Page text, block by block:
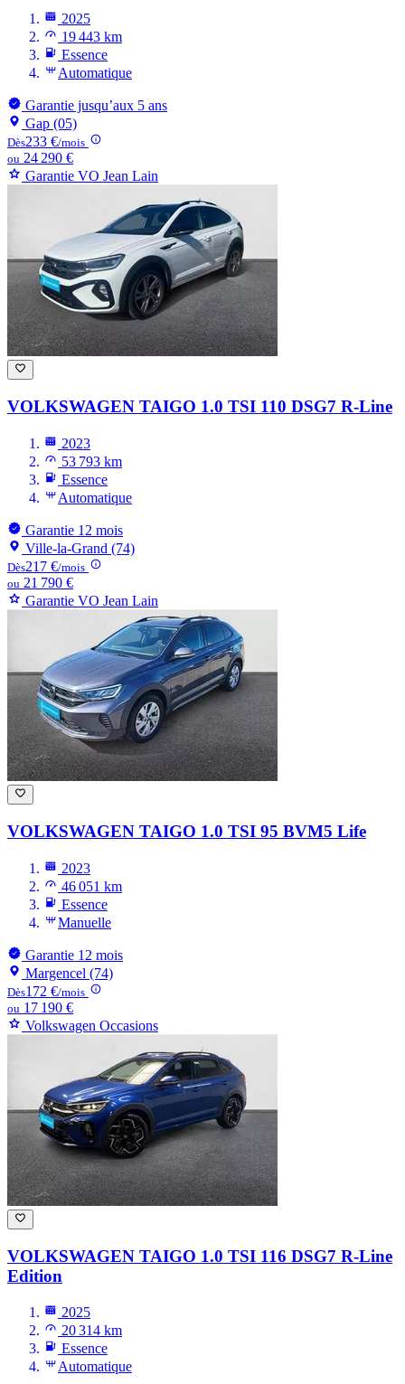
2025
19 443 km
Essence
Automatique
Garantie jusqu’aux 5 ans
Gap (05)
Dès233 €/mois
ou 24 290 €
Garantie VO Jean Lain
VOLKSWAGEN TAIGO 1.0 TSI 110 DSG7 R-Line
2023
53 793 km
Essence
Automatique
Garantie 12 mois
Ville-la-Grand (74)
Dès217 €/mois
ou 21 790 €
Garantie VO Jean Lain
VOLKSWAGEN TAIGO 1.0 TSI 95 BVM5 Life
2023
46 051 km
Essence
Manuelle
Garantie 12 mois
Margencel (74)
Dès172 €/mois
ou 17 190 €
Volkswagen Occasions
VOLKSWAGEN TAIGO 1.0 TSI 116 DSG7 R-Line
Edition
2025
20 314 km
Essence
Automatique